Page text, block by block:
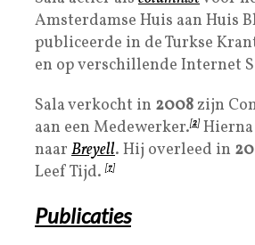
Amsterdamse Huis aan Huis
publiceerde in de Turkse
en op verschillende Internet
Sala verkocht in 2008zijn
aan een Medewerker.[2]
naar Breyell. Hij overleed in
Leef Tijd.[7]
Publicaties